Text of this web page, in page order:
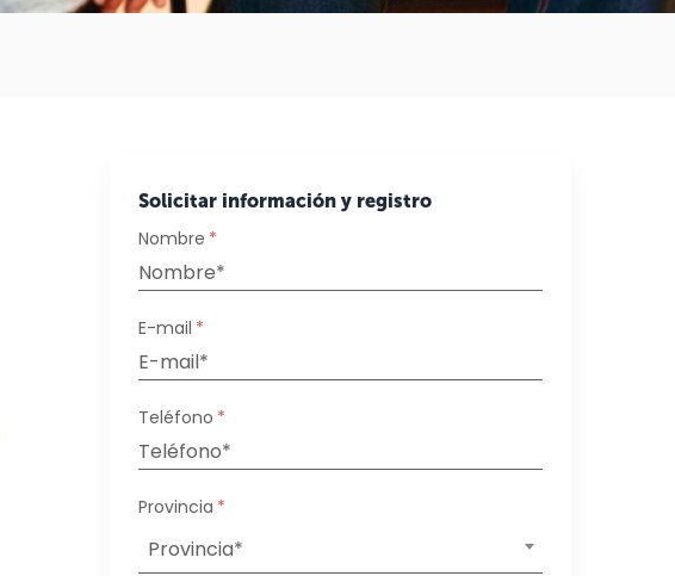
Solicitar información y registro
Nombre *
E-mail *
Teléfono *
Provincia *
Provincia*